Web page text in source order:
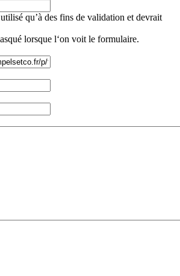
qu’à des fins de validation et devrait
lorsque l‘on voit le formulaire.